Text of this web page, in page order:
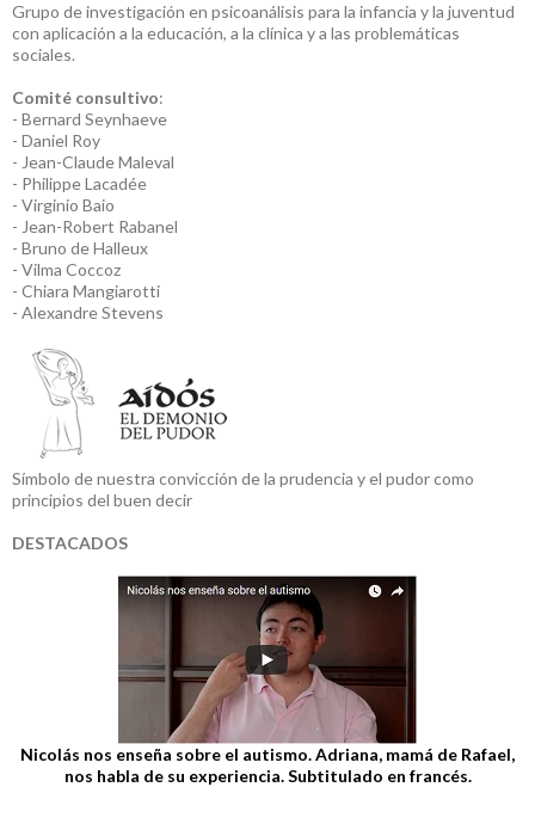
Grupo de investigación en psicoanálisis para la infancia y la juventud
con aplicación a la educación, a la clínica y a las problemáticas
sociales.
Comité consultivo:
- Bernard Seynhaeve
- Daniel Roy
- Jean-Claude Maleval
- Philippe Lacadée
- Virginio Baio
- Jean-Robert Rabanel
- Bruno de Halleux
- Vilma Coccoz
- Chiara Mangiarotti
- Alexandre Stevens
Símbolo de nuestra convicción de la prudencia y el pudor como
principios del buen decir
DESTACADOS
Nicolás nos enseña sobre el autismo. Adriana, mamá de Rafael,
nos habla de su experiencia. Subtitulado en francés.